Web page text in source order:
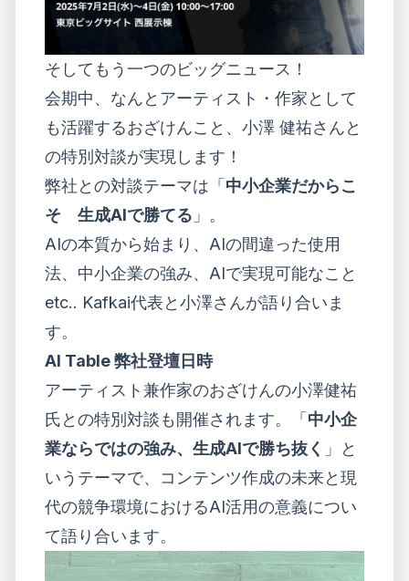
そしてもう一つのビッグニュース！
会期中、なんとアーティスト・作家として
も活躍するおざけんこと、 小澤 健祐さんと
の特別対談が実現します！
弊社との対談テーマは「中小企業だからこ
そ 生成AIで勝てる 」。
AIの本質から始まり、AIの間違った使用
法、中小企業の強み、AIで実現可能なこと
etc.. Kafkai代表と小澤さんが語り合いま
す。
AI Table 弊社登壇日時
アーティスト兼作家のおざけんの小澤健祐
氏との特別対談も開催されます。「中小企
業ならではの強み、生成AIで勝ち抜く 」と
いうテーマで、コンテンツ作成の未来と現
代の競争環境におけるAI活用の意義につい
て語り合います。